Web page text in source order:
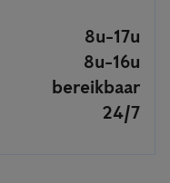
8u-17u
8u-16u
bereikbaar
24/7